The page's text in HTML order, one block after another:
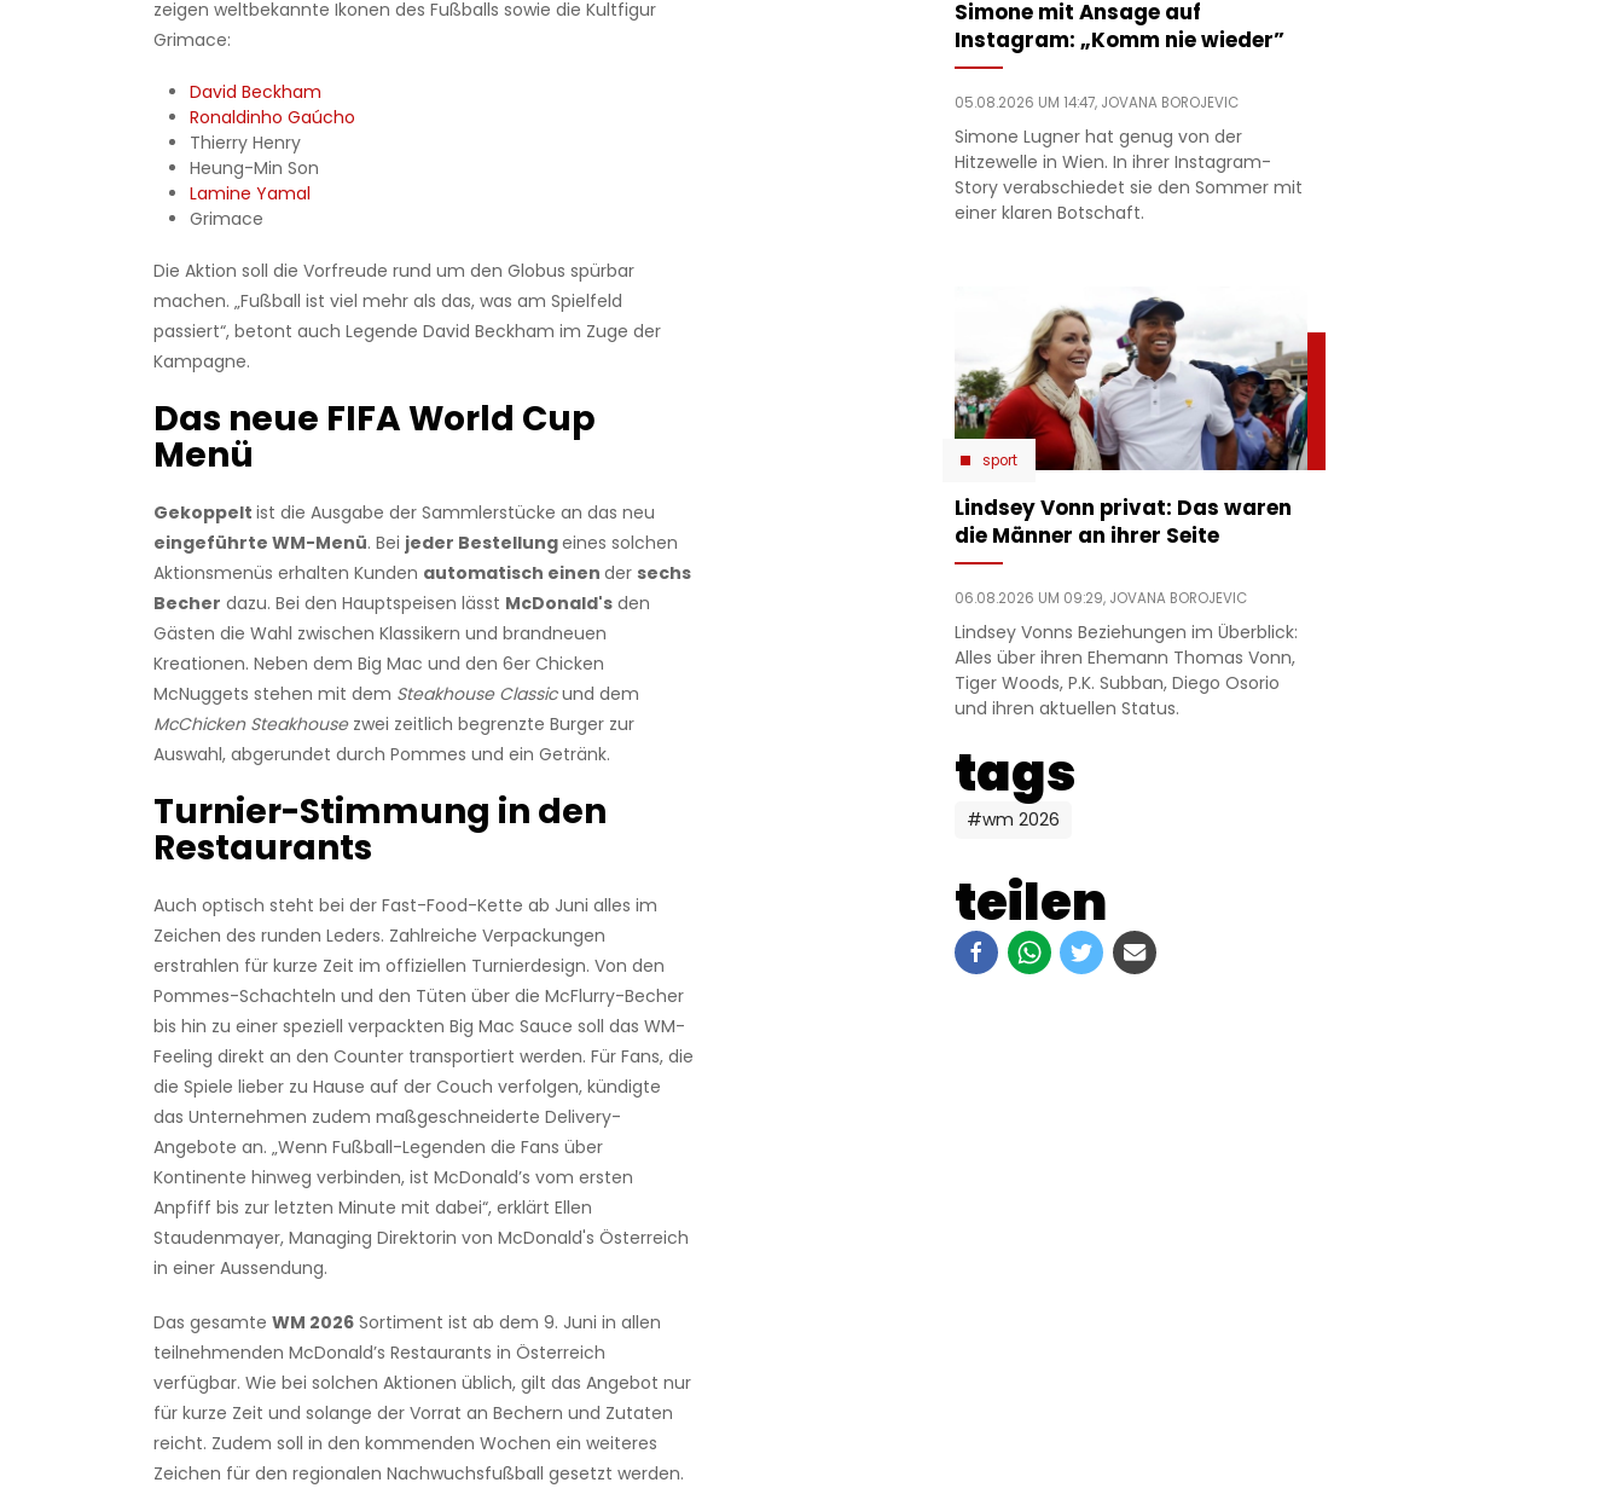
zeigen weltbekannte Ikonen des Fußballs sowie die Kultfigur
Grimace:
David Beckham
Ronaldinho Gaúcho
Thierry Henry
Heung-Min Son
Lamine Yamal
Grimace
Die Aktion soll die Vorfreude rund um den Globus spürbar
machen. „Fußball ist viel mehr als das, was am Spielfeld
passiert“, betont auch Legende David Beckham im Zuge der
Kampagne.
Das neue FIFA World Cup
Menü
Gekoppelt ist die Ausgabe der Sammlerstücke an das neu
eingeführte WM-Menü. Bei jeder Bestellungeines solchen
Aktionsmenüs erhalten Kunden automatisch einen der sechs
Becher dazu. Bei den Hauptspeisen lässt McDonald'sden
Gästen die Wahl zwischen Klassikern und brandneuen
Kreationen. Neben dem Big Mac und den 6er Chicken
McNuggets stehen mit dem Steakhouse Classicund dem
McChicken Steakhousezwei zeitlich begrenzte Burger zur
Auswahl, abgerundet durch Pommes und ein Getränk.
Turnier-Stimmung in den
Restaurants
Auch optisch steht bei der Fast-Food-Kette ab Juni alles im
Zeichen des runden Leders. Zahlreiche Verpackungen
erstrahlen für kurze Zeit im offiziellen Turnierdesign. Von den
Pommes-Schachteln und den Tüten über die McFlurry-Becher
bis hin zu einer speziell verpackten Big Mac Sauce soll das WM-
Feeling direkt an den Counter transportiert werden. Für Fans, die
die Spiele lieber zu Hause auf der Couch verfolgen, kündigte
das Unternehmen zudem maßgeschneiderte Delivery-
Angebote an. „Wenn Fußball-Legenden die Fans über
Kontinente hinweg verbinden, ist McDonald’s vom ersten
Anpfiff bis zur letzten Minute mit dabei“, erklärt Ellen
Staudenmayer, Managing Direktorin von McDonald's Österreich
in einer Aussendung.
Das gesamte WM 2026Sortiment ist ab dem 9. Juni in allen
teilnehmenden McDonald’s Restaurants in Österreich
verfügbar. Wie bei solchen Aktionen üblich, gilt das Angebot nur
für kurze Zeit und solange der Vorrat an Bechern und Zutaten
reicht. Zudem soll in den kommenden Wochen ein weiteres
Zeichen für den regionalen Nachwuchsfußball gesetzt werden.
teilen
Simone mit Ansage auf
Instagram: „Komm nie wieder”
05.08.2026 UM 14:47, JOVANA BOROJEVIC
Simone Lugner hat genug von der
Hitzewelle in Wien. In ihrer Instagram-
Story verabschiedet sie den Sommer mit
einer klaren Botschaft.
sport
Lindsey Vonn privat: Das waren
die Männer an ihrer Seite
06.08.2026 UM 09:29, JOVANA BOROJEVIC
Lindsey Vonns Beziehungen im Überblick:
Alles über ihren Ehemann Thomas Vonn,
Tiger Woods, P.K. Subban, Diego Osorio
und ihren aktuellen Status.
tags
#wm 2026